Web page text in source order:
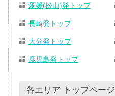
愛媛(松山)発トップ
長崎発トップ
大分発トップ
鹿児島発トップ
各エリア トップページ